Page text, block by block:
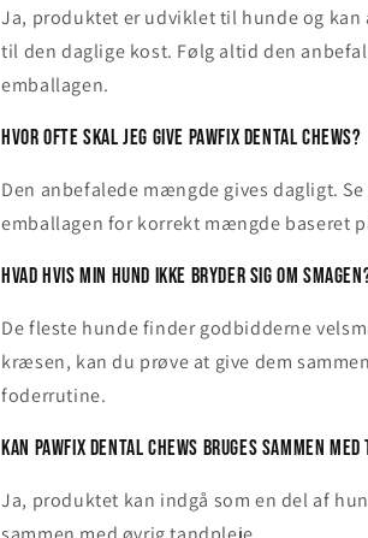
Ja, produktet er udviklet til hunde og kan
til den daglige kost. Følg altid den
emballagen.
Hvor ofte skal jeg give Pawfix Dental Chews?
Den anbefalede mængde gives dagligt.
emballagen for korrekt mængde baseret
Hvad hvis min hund ikke bryder sig om
De fleste hunde finder godbidderne
kræsen, kan du prøve at give dem
foderrutine.
Kan Pawfix Dental Chews bruges sammen
Ja, produktet kan indgå som en del af